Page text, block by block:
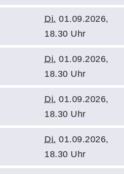
Di. 01.09.2026,
18.30 Uhr
Di. 01.09.2026,
18.30 Uhr
Di. 01.09.2026,
18.30 Uhr
Di. 01.09.2026,
18.30 Uhr